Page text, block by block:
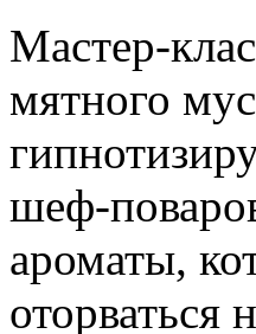
Мастер-
мятного
шеф-
ароматы,